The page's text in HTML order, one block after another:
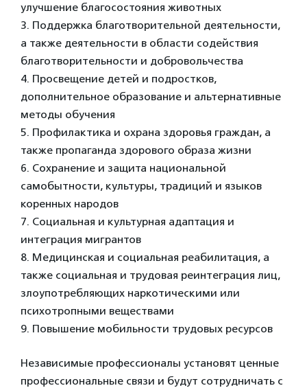
улучшение благосостояния животных
3. Поддержка благотворительной деятельности,
а также деятельности в области содействия
благотворительности и добровольчества
4. Просвещение детей и подростков,
дополнительное образование и альтернативные
методы обучения
5. Профилактика и охрана здоровья граждан, а
также пропаганда здорового образа жизни
6. Сохранение и защита национальной
самобытности, культуры, традиций и языков
коренных народов
7. Социальная и культурная адаптация и
интеграция мигрантов
8. Медицинская и социальная реабилитация, а
также социальная и трудовая реинтеграция лиц,
злоупотребляющих наркотическими или
психотропными веществами
9. Повышение мобильности трудовых ресурсов
Независимые профессионалы установят ценные
профессиональные связи и будут сотрудничать с